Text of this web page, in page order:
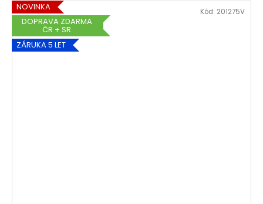
NOVINKA
DOPRAVA ZDARMA
ČR + SR
ZÁRUKA 5 LET
Kód: 201275V